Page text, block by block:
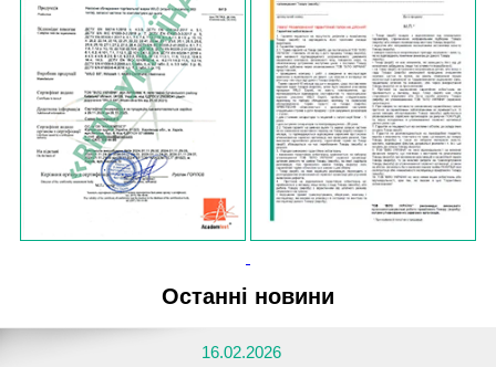
Останні новини
16.02.2026